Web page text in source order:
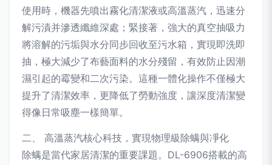
使用時，機器先噴出霧化清潔液或高溫蒸汽，迅速分
解污漬并滲透纖維深處；緊接著，強大的真空抽吸力
將溶解的污垢與水分同步回收至污水箱，實現即洗即
抽，極大減少了布藝面料的水分殘留，有效防止因潮
濕引起的霉變和二次污染。這種一體化操作不僅極大
提升了清潔效率，更降低了勞動強度，讓深度清潔變
得像日常吸塵一樣簡單。
二、 高溫蒸汽核心科技，實現物理級除螨與凈化
除螨是當代家居清潔的重要課題。DL-6906搭載的高